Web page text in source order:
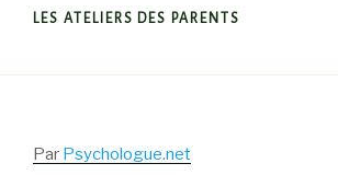
LES ATELIERS DES PARENTS
Par Psychologue.net